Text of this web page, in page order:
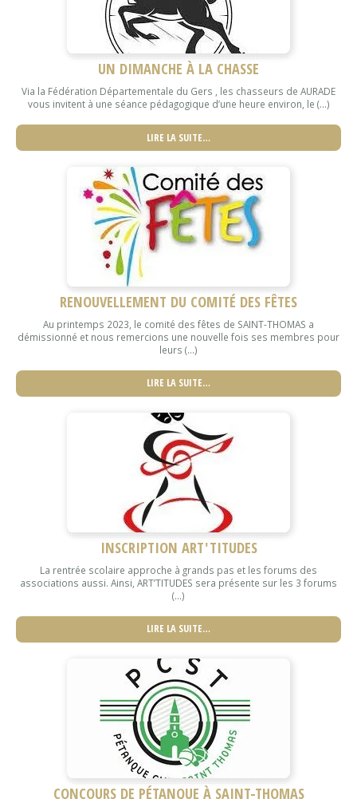
UN DIMANCHE À LA CHASSE
Via la Fédération Départementale du Gers , les chasseurs de AURADE
vous invitent à une séance pédagogique d’une heure environ, le (...)
LIRE LA SUITE…
RENOUVELLEMENT DU COMITÉ DES FÊTES
Au printemps 2023, le comité des fêtes de SAINT-THOMAS a
démissionné et nous remercions une nouvelle fois ses membres pour
leurs (...)
LIRE LA SUITE…
INSCRIPTION ART'TITUDES
La rentrée scolaire approche à grands pas et les forums des
associations aussi. Ainsi, ART’TITUDES sera présente sur les 3 forums
(...)
LIRE LA SUITE…
CONCOURS DE PÉTANQUE À SAINT-THOMAS